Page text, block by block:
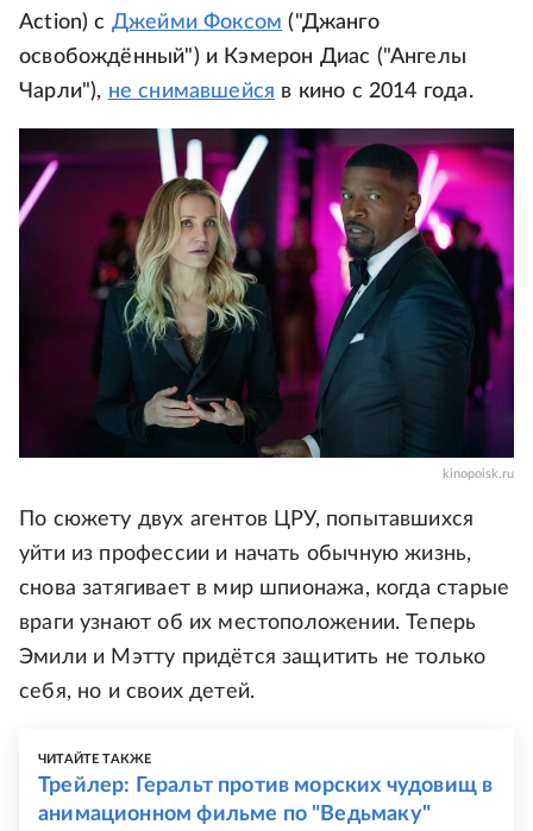
Action) с Джейми Фоксом ("Джанго
освобождённый") и Кэмерон Диас ("Ангелы
Чарли"), не снимавшейся в кино с 2014 года.
kinopoisk.ru
По сюжету двух агентов ЦРУ, попытавшихся
уйти из профессии и начать обычную жизнь,
снова затягивает в мир шпионажа, когда старые
враги узнают об их местоположении. Теперь
Эмили и Мэтту придётся защитить не только
себя, но и своих детей.
ЧИТАЙТЕ ТАКЖЕ
Трейлер: Геральт против морских чудовищ в
анимационном фильме по "Ведьмаку"